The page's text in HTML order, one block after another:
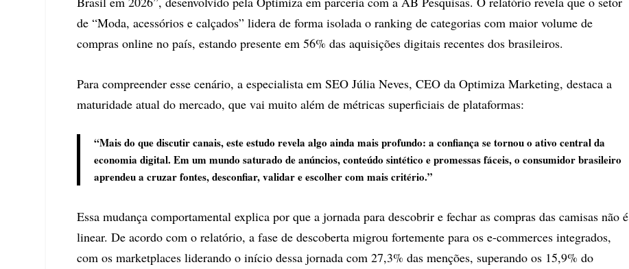
de “Moda, acessórios e calçados” lidera de forma isolada o ranking de categorias com maior volume de
compras online no país, estando presente em 56% das aquisições digitais recentes dos brasileiros.
Para compreender esse cenário, a especialista em SEO Júlia Neves, CEO da Optimiza Marketing, destaca a
maturidade atual do mercado, que vai muito além de métricas superficiais de plataformas:
“Mais do que discutir canais, este estudo revela algo ainda mais profundo: a confiança se tornou o ativo central da
economia digital. Em um mundo saturado de anúncios, conteúdo sintético e promessas fáceis, o consumidor brasileiro
aprendeu a cruzar fontes, desconfiar, validar e escolher com mais critério.”
Essa mudança comportamental explica por que a jornada para descobrir e fechar as compras das camisas não é
linear. De acordo com o relatório, a fase de descoberta migrou fortemente para os e-commerces integrados,
com os marketplaces liderando o início dessa jornada com 27,3% das menções, superando os 15,9% do